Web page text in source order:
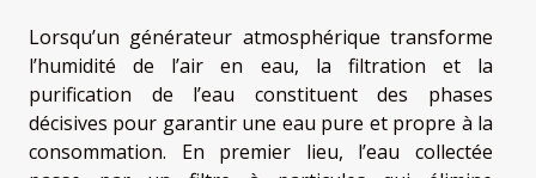
Lorsqu’un générateur atmosphérique transforme
l’humidité de l’air en eau, la filtration et la
purification de l’eau constituent des phases
décisives pour garantir une eau pure et propre à la
consommation. En premier lieu, l’eau collectée